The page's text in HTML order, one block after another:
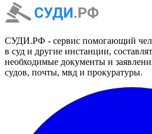
СУДИ.РФ - сервис помогающий
в суд и другие инстанции,
необходимые документы и
судов, почты, мвд и прокуратуры.